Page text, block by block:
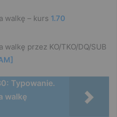
walkę – kurs 1.70
walkę przez KO/TKO/DQ/SUB
Typowanie.
walkę